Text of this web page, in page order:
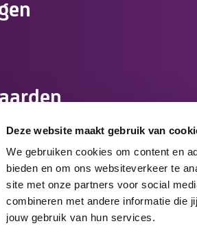
Deze website maakt gebruik van
We gebruiken cookies om content en
bieden en om ons websiteverkeer te
site met onze partners voor social
combineren met andere informatie die
jouw gebruik van hun services.